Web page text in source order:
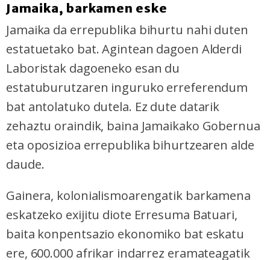
Jamaika, barkamen eske
Jamaika da errepublika bihurtu nahi duten
estatuetako bat. Agintean dagoen Alderdi
Laboristak dagoeneko esan du
estatuburutzaren inguruko erreferendum
bat antolatuko dutela. Ez dute datarik
zehaztu oraindik, baina Jamaikako Gobernua
eta oposizioa errepublika bihurtzearen alde
daude.
Gainera, kolonialismoarengatik barkamena
eskatzeko exijitu diote Erresuma Batuari,
baita konpentsazio ekonomiko bat eskatu
ere, 600.000 afrikar indarrez eramateagatik